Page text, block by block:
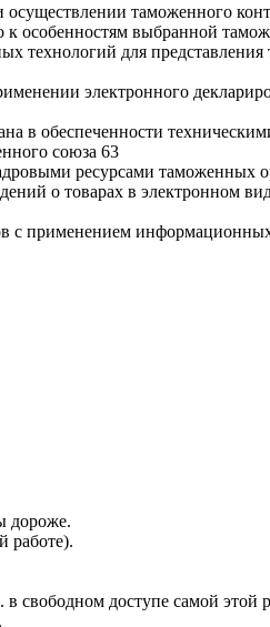
таможенного
к особенностям выбранной
технологий для
электронного
в обеспеченности
союза 63
ресурсами таможенных
о товарах в электронном
с применением
дороже.
работе).
в свободном доступе самой этой